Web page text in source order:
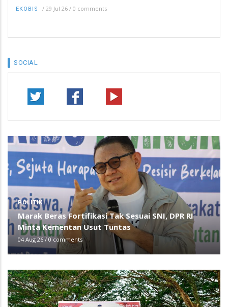
EKOBIS / 29 Jul 26 / 0 comments
SOCIAL
POLITIK
Marak Beras Fortifikasi Tak Sesuai SNI, DPR RI
Minta Kementan Usut Tuntas
04 Aug 26 / 0 comments